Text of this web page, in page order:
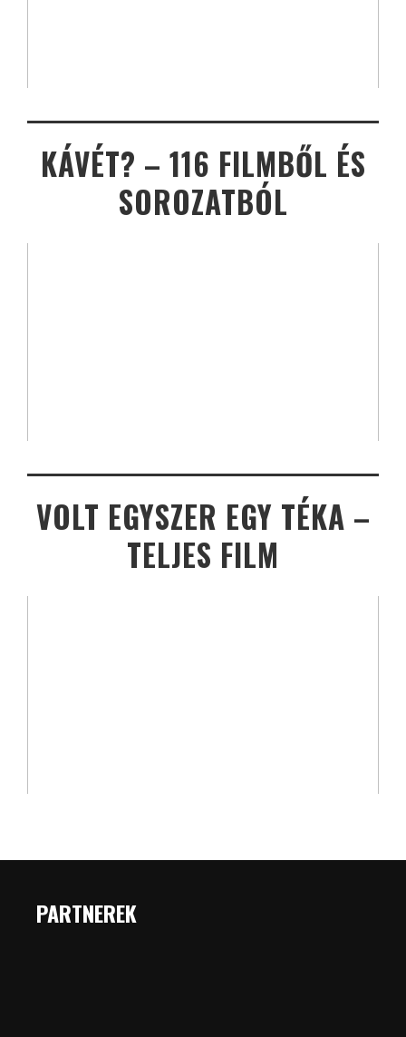
KÁVÉT? – 116 FILMBŐL ÉS
SOROZATBÓL
VOLT EGYSZER EGY TÉKA –
TELJES FILM
PARTNEREK